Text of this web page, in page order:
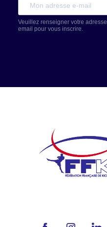
Veuillez renseigner votre adresse
email pour vous inscrire.